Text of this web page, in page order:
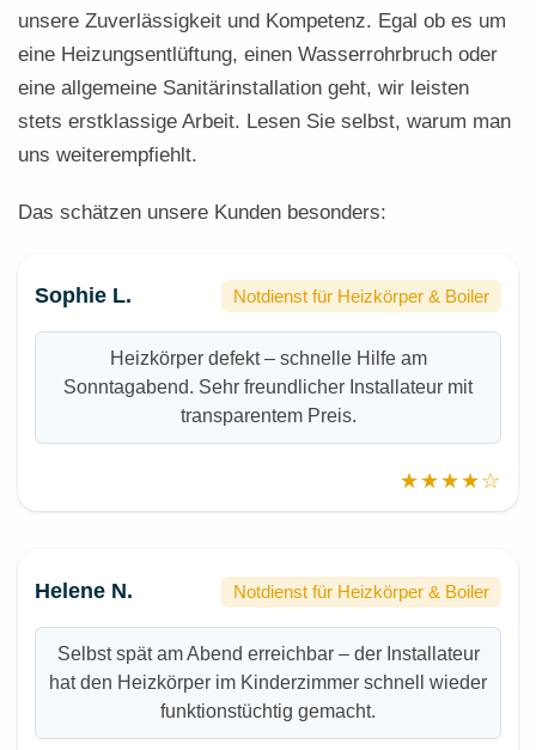
unsere Zuverlässigkeit und Kompetenz. Egal ob es um
eine Heizungsentlüftung, einen Wasserrohrbruch oder
eine allgemeine Sanitärinstallation geht, wir leisten
stets erstklassige Arbeit. Lesen Sie selbst, warum man
uns weiterempfiehlt.
Das schätzen unsere Kunden besonders:
Sophie L. Notdienst für Heizkörper & Boiler
Heizkörper defekt – schnelle Hilfe am
Sonntagabend. Sehr freundlicher Installateur mit
transparentem Preis.
★★★★☆
Helene N. Notdienst für Heizkörper & Boiler
Selbst spät am Abend erreichbar – der Installateur
hat den Heizkörper im Kinderzimmer schnell wieder
funktionstüchtig gemacht.